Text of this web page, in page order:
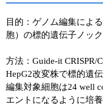
テクニカルサポートラ
ラーニングセンター
実験ガイド
リアルタイムPCR実
目的：ゲノム編集によ
胞）の標的遺伝子ノッ
方法：Guide-it CRISPR/
HepG2改変株で標的遺
編集対象細胞は24 well
エントになるように培養